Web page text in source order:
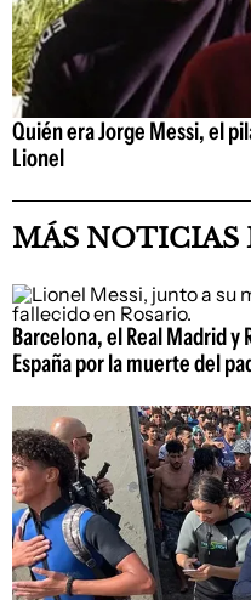
Quién era Jorge Messi, el
Lionel
MÁS NOTICIAS
Barcelona, el Real Madrid y
España por la muerte del